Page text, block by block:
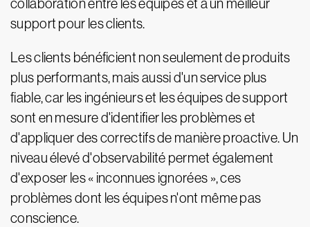
collaboration entre les équipes et à un meilleur
support pour les clients.
Les clients bénéficient non seulement de produits
plus performants, mais aussi d'un service plus
fiable, car les ingénieurs et les équipes de support
sont en mesure d'identifier les problèmes et
d'appliquer des correctifs de manière proactive. Un
niveau élevé d'observabilité permet également
d'exposer les « inconnues ignorées », ces
problèmes dont les équipes n'ont même pas
conscience.